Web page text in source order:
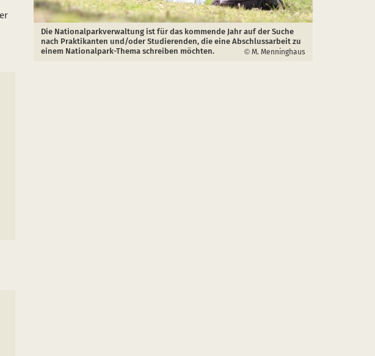
Die Nationalparkverwaltung ist für das kommende Jahr auf der Suche
nach Praktikanten und/oder Studierenden, die eine Abschlussarbeit zu
einem Nationalpark-Thema schreiben möchten.
M. Menninghaus